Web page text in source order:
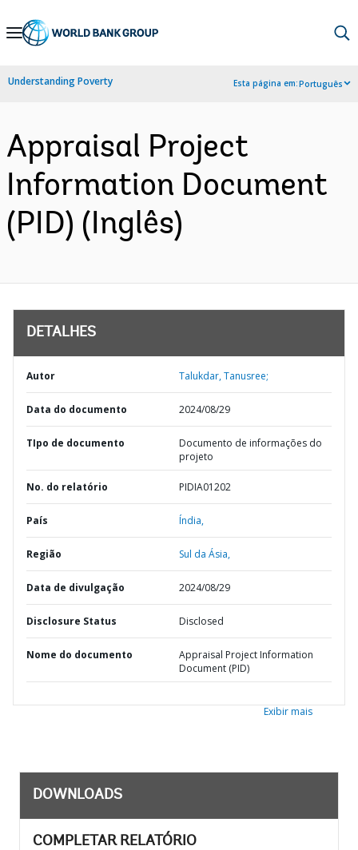
Skip
Navigation
Understanding Poverty Esta página em:Português
Appraisal Project
Information Document
(PID) (Inglês)
DETALHES
Autor Talukdar, Tanusree;
Data do documento 2024/08/29
TIpo de documento
Documento de informações do
projeto
No. do relatório PIDIA01202
País Índia,
Região Sul da Ásia,
Data de divulgação 2024/08/29
Disclosure Status Disclosed
Nome do documento
Appraisal Project Information
Document (PID)
Exibir mais
DOWNLOADS
COMPLETAR RELATÓRIO